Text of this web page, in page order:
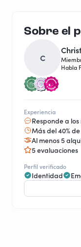
Sobre el
C
Habla
Experiencia
Responde a
Más del 40%
Al menos 5
5 evaluaciones
Perfil verificado
Identidad